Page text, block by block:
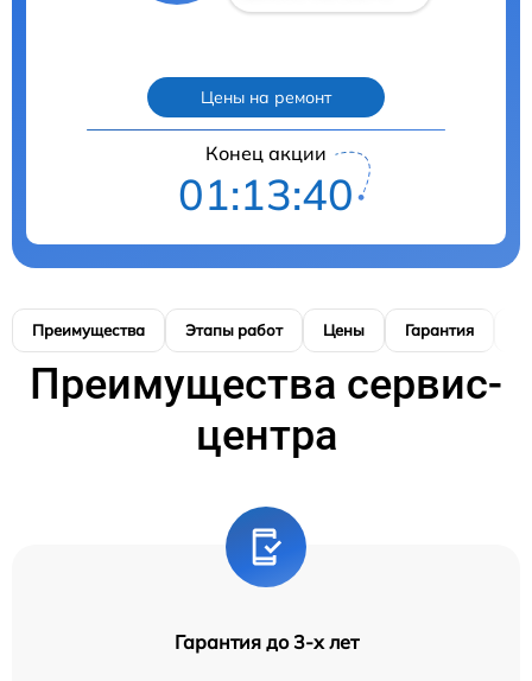
Цены на ремонт
Конец акции
01:13:38
Преимущества Этапы работ Цены Гарантия
Преимущества сервис-
центра
Гарантия до 3-х лет